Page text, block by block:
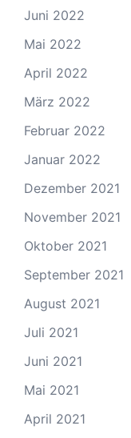
Juni 2022
Mai 2022
April 2022
März 2022
Februar 2022
Januar 2022
Dezember 2021
November 2021
Oktober 2021
September 2021
August 2021
Juli 2021
Juni 2021
Mai 2021
April 2021